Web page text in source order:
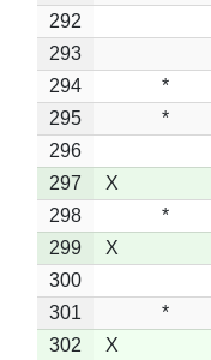
292
293
294
*
295
*
296
297
X
298
*
299
X
300
301
*
302
X